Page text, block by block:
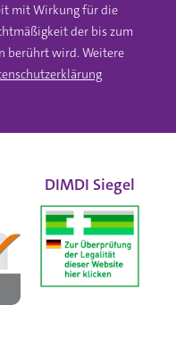
mit Wirkung für die
der bis zum
berührt wird. Weitere
DIMDI Siegel